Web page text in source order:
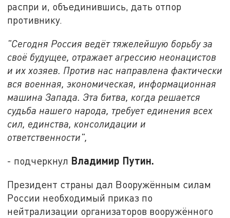
распри и, объединившись, дать отпор
противнику.
"Сегодня Россия ведёт тяжелейшую борьбу за
своё будущее, отражает агрессию неонацистов
и их хозяев. Против нас направлена фактически
вся военная, экономическая, информационная
машина Запада. Эта битва, когда решается
судьба нашего народа, требует единения всех
сил, единства, консолидации и
ответственности",
- подчеркнул Владимир Путин.
Президент страны дал Вооружённым силам
России необходимый приказ по
нейтрализации организаторов вооружённого